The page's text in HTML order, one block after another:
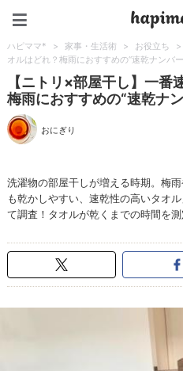
ハピママ* > 家事・生活術 > お役立ち >
オルはどれ？梅雨におすすめの“速乾ナンバー
【ニトリ×部屋干し】一番
梅雨におすすめの“速乾ナ
おにぎり
洗濯物の部屋干しが増える時期。梅
も乾かしやすい、速乾性の高いタオ
て調査！タオルが乾くまでの時間を測